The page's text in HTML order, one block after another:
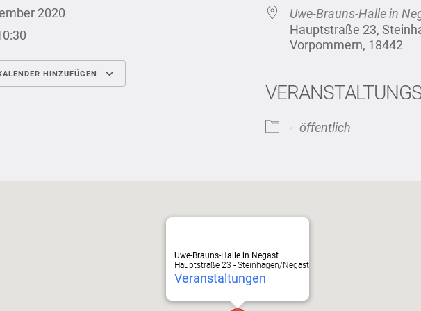
2020
HINZUFÜGEN
iCalendar
Uwe-Brauns-Halle in
Hauptstraße 23,
Vorpommern, 18442
öffentlich
Uwe-Brauns-Halle in Negast
Hauptstraße 23 - Steinhagen/Negast
Veranstaltungen